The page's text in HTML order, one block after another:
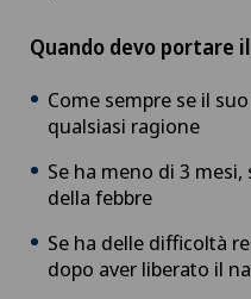
Quando devo portare
Come sempre se il
qualsiasi ragione
Se ha meno di 3
della febbre
Se ha delle difficoltà
dopo aver liberato il